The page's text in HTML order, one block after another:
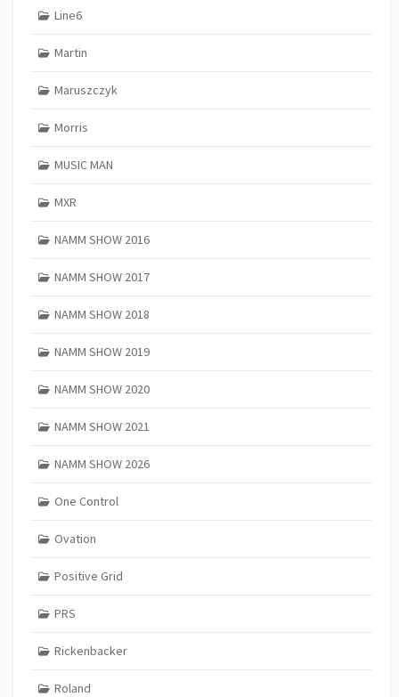
Line6
Martin
Maruszczyk
Morris
MUSIC MAN
MXR
NAMM SHOW 2016
NAMM SHOW 2017
NAMM SHOW 2018
NAMM SHOW 2019
NAMM SHOW 2020
NAMM SHOW 2021
NAMM SHOW 2026
One Control
Ovation
Positive Grid
PRS
Rickenbacker
Roland